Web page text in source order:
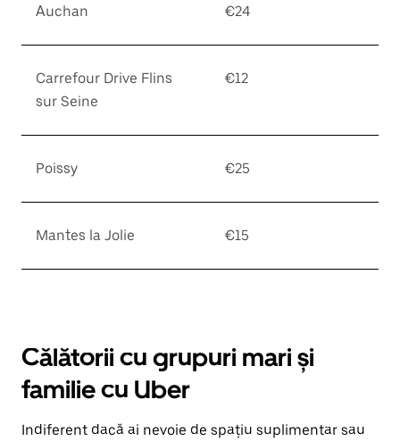
Auchan €24
Carrefour Drive Flins
sur Seine
€12
Poissy €25
Mantes la Jolie €15
Călătorii cu grupuri mari și
familie cu Uber
Indiferent dacă ai nevoie de spațiu suplimentar sau